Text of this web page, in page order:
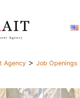
Agency > Job Openings